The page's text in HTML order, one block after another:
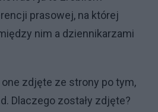
prasowej, na której
nim a dziennikarzami
zdjęte ze strony po tym,
Dlaczego zostały zdjęte?